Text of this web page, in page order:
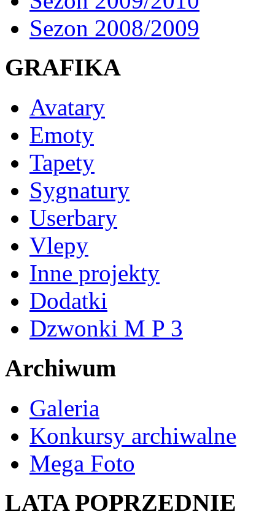
Sezon 2008/2009
GRAFIKA
Avatary
Emoty
Tapety
Sygnatury
Userbary
Vlepy
Inne projekty
Dodatki
Dzwonki M P 3
Archiwum
Galeria
Konkursy archiwalne
Mega Foto
LATA POPRZEDNIE